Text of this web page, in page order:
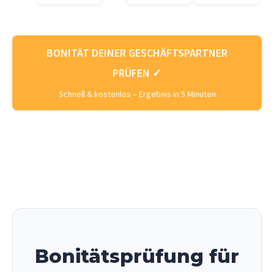
BONITÄT DEINER GESCHÄFTSPARTNER
PRÜFEN ✓
Schnell & kostenlos – Ergebnis in 5 Minuten
Bonitätsprüfung für